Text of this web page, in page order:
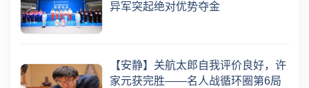
异军突起绝对优势夺金
【安静】关航太郎自我评价良好，许
家元获完胜——名人战循环圈第6局